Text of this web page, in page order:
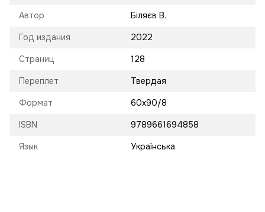
Автор Біляєв В.
Год издания 2022
Страниц 128
Переплет Твердая
Формат 60х90/8
ISBN 9789661694858
Язык Українська